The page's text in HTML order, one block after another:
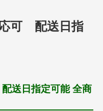
可 配送日指
送日指定可能 全商